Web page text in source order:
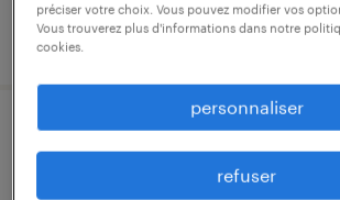
publié le 16 juillet 2026
chau-chauffeur c- grue
préciser votre choix. Vous pouvez modifier vos
Vous trouverez plus d'informations dans notre
cookies.
personnaliser
refuser